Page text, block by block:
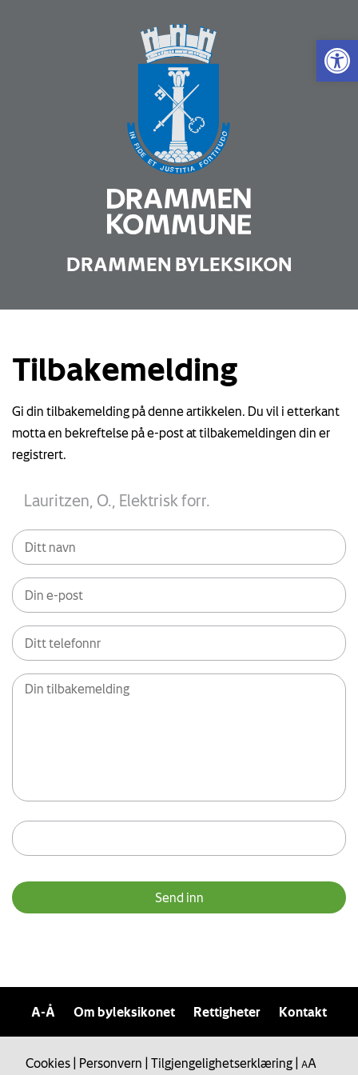
Vis
DRAMMEN BYLEKSIKON
Tilbakemelding
Gi din tilbakemelding på denne artikkelen. Du vil i etterkant
motta en bekreftelse på e-post at tilbakemeldingen din er
registrert.
A-Å Om byleksikonet Rettigheter Kontakt
Cookies Personvern Tilgjengelighetserklæring AA